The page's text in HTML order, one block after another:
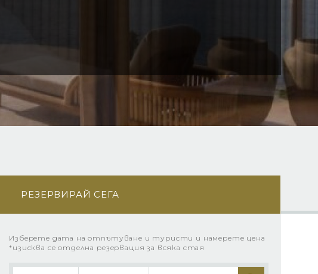
РЕЗЕРВИРАЙ СЕГА
Изберете дата на отпътуване и туристи и намерете цена
*изисква се отделна резервация за всяка стая